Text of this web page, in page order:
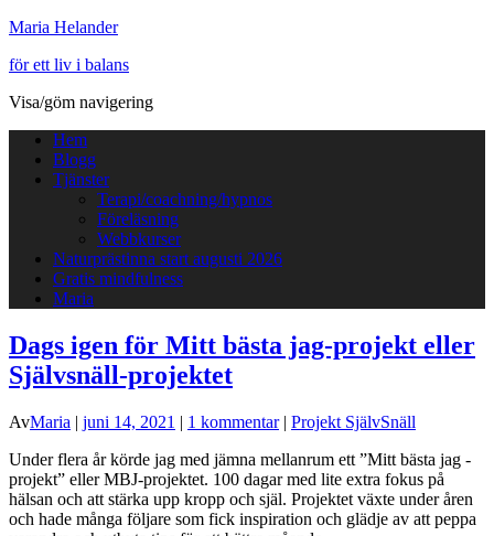
Maria Helander
för ett liv i balans
Visa/göm navigering
Hem
Blogg
Tjänster
Terapi/coachning/hypnos
Föreläsning
Webbkurser
Naturprästinna start augusti 2026
Gratis mindfulness
Maria
Dags igen för Mitt bästa jag-projekt eller
Självsnäll-projektet
AvMaria | juni 14, 2021 | 1 kommentar| Projekt SjälvSnäll
Under flera år körde jag med jämna mellanrum ett ”Mitt bästa jag -
projekt” eller MBJ-projektet. 100 dagar med lite extra fokus på
hälsan och att stärka upp kropp och själ. Projektet växte under åren
och hade många följare som fick inspiration och glädje av att peppa